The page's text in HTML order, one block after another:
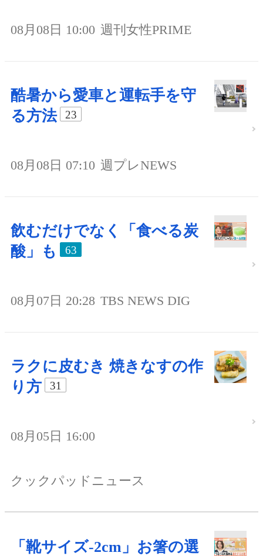
08月08日 10:00 週刊女性PRIME
酷暑から愛車と運転手を守
る方法
23
08月08日 07:10 週プレNEWS
飲むだけでなく「食べる炭
酸」も
63
08月07日 20:28 TBS NEWS DIG
ラクに皮むき 焼きなすの作
り方
31
08月05日 16:00
クックパッドニュース
「靴サイズ-2cm」お箸の選